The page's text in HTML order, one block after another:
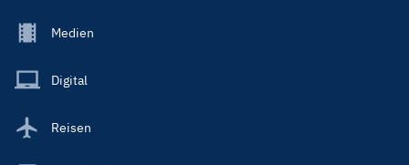
Footer
Main
Medien
Digital
Reisen